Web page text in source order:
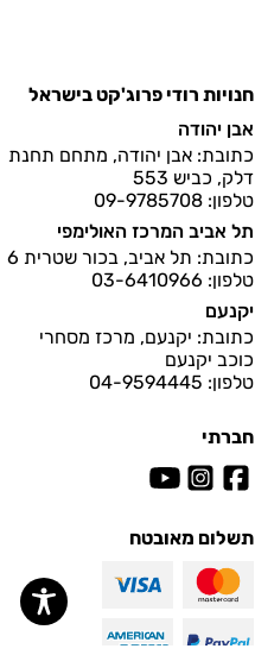
חנויות רודי פרוג'קט בישראל
אבן יהודה
כתובת: אבן יהודה, מתחם תחנת
דלק, כביש 553
טלפון: 09-9785708
תל אביב המרכז האולימפי
כתובת: תל אביב, בכור שטרית 6
טלפון: 03-6410966
יקנעם
כתובת: יקנעם, מרכז מסחרי
כוכב יקנעם
טלפון: 04-9594445
חברתי
תשלום מאובטח